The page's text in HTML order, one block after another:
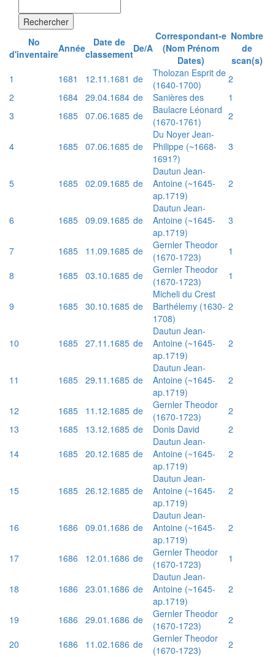
Rechercher
No
d'inventaireAnnée
Date de
classementDe/A
Correspondant-e
(Nom Prénom
Dates)
Nombre
de
scan(s)
1
1681 12.11.1681 de
Tholozan Esprit de
(1640-1700)
2
2
1684 29.04.1684 de Sanières des
1
3
1685 07.06.1685 de
Baulacre Léonard
(1670-1761)
2
4 1685 07.06.1685 de
Du Noyer Jean-
Philippe (~1668-
1691?)
3
5 1685 02.09.1685 de
Dautun Jean-
Antoine (~1645-
ap.1719)
2
6 1685 09.09.1685 de
Dautun Jean-
Antoine (~1645-
ap.1719)
3
7 1685 11.09.1685 de
Gernler Theodor
(1670-1723)
1
8
1685 03.10.1685 de
Gernler Theodor
(1670-1723)
1
9 1685 30.10.1685 de
Micheli du Crest
Barthélemy (1630-
1708)
2
10 1685 27.11.1685 de
Dautun Jean-
Antoine (~1645-
ap.1719)
2
11 1685 29.11.1685 de
Dautun Jean-
Antoine (~1645-
ap.1719)
2
12 1685 11.12.1685 de
Gernler Theodor
(1670-1723)
2
13
1685 13.12.1685 de Donis David
2
14
1685 20.12.1685 de
Dautun Jean-
Antoine (~1645-
ap.1719)
2
15 1685 26.12.1685 de
Dautun Jean-
Antoine (~1645-
ap.1719)
2
16 1686 09.01.1686 de
Dautun Jean-
Antoine (~1645-
ap.1719)
2
17 1686 12.01.1686 de
Gernler Theodor
(1670-1723)
1
18 1686 23.01.1686 de
Dautun Jean-
Antoine (~1645-
ap.1719)
2
19 1686 29.01.1686 de
Gernler Theodor
(1670-1723)
2
20
1686 11.02.1686 de
Gernler Theodor
(1670-1723)
2